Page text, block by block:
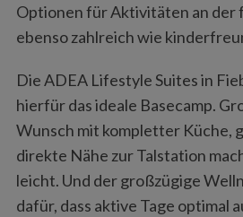
Optionen für Aktivitäten an der
ebenso zahlreich wie
Die ADEA Lifestyle Suites in
hierfür das ideale Basecamp.
Wunsch mit kompletter Küche,
direkte Nähe zur Talstation
leicht. Und der großzügige
dafür, dass aktive Tage optimal